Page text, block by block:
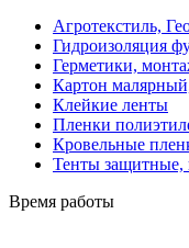
Агротекстиль,
Гидроизоляция
Герметики,
Картон
Клейкие ленты
Пленки
Кровельные
Тенты защитные,
Время работы